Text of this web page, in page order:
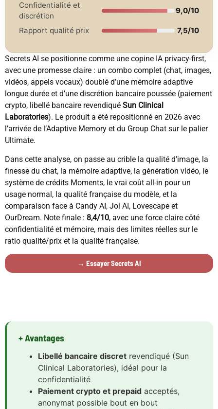
Confidentialité et
discrétion
9,0/10
Rapport qualité prix 7,5/10
Secrets AI se positionne comme une copine IA privacy-first,
avec une promesse claire : un combo complet (chat, images,
vidéos, appels vocaux) doublé d’une mémoire adaptive
longue durée et d’une discrétion bancaire poussée (paiement
crypto, libellé bancaire revendiqué Sun Clinical
Laboratories). Le produit a été repositionné en 2026 avec
l’arrivée de l’Adaptive Memory et du Group Chat sur le palier
Ultimate.
Dans cette analyse, on passe au crible la qualité d’image, la
finesse du chat, la mémoire adaptive, la génération vidéo, le
système de crédits Moments, le vrai coût all-in pour un
usage normal, la qualité française du modèle, et la
comparaison face à Candy AI, Joi AI, Lovescape et
OurDream. Note finale : 8,4/10, avec une force claire côté
confidentialité et mémoire, mais des limites réelles sur le
ratio qualité/prix et la qualité française.
→ Essayer Secrets AI
+ Avantages
Libellé bancaire discret revendiqué (Sun
Clinical Laboratories), idéal pour la
confidentialité
Paiement crypto et prepaid acceptés,
anonymat possible bout en bout